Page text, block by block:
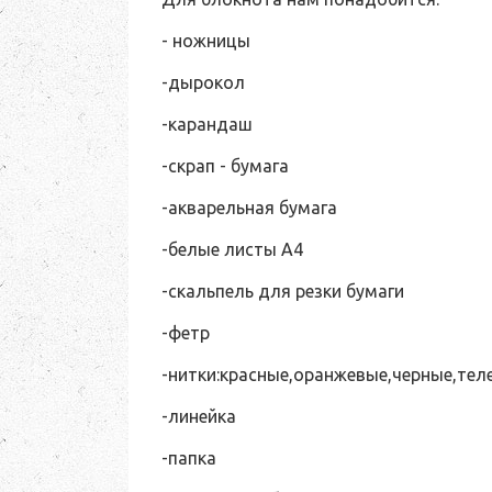
- ножницы
-дырокол
-карандаш
-скрап - бумага
-акварельная бумага
-белые листы А4
-скальпель для резки бумаги
-фетр
-
-линейка
-папка